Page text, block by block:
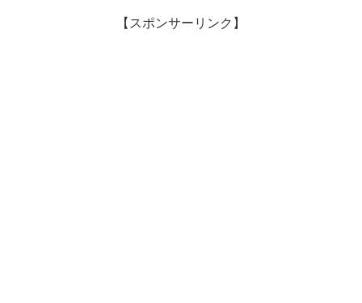
【スポンサーリンク】